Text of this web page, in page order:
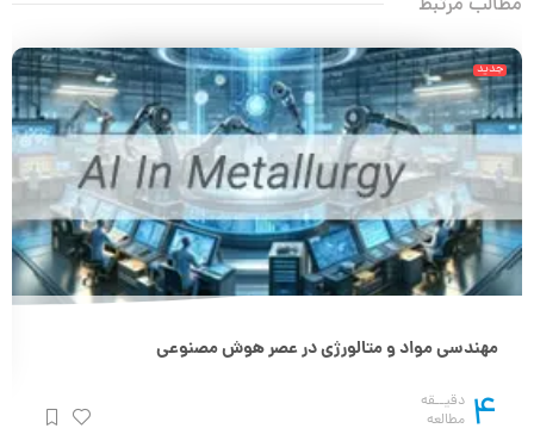
جدید
مهندسی مواد و متالورژی در عصر هوش مصنوعی
4 دقیــقه
مطالعه